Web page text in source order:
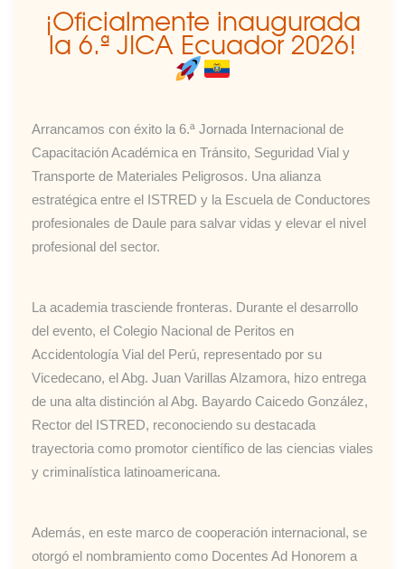
¡Oficialmente inaugurada
la 6.ª JICA Ecuador 2026!
Arrancamos con éxito la 6.ª Jornada Internacional de
Capacitación Académica en Tránsito, Seguridad Vial y
Transporte de Materiales Peligrosos. Una alianza
estratégica entre el ISTRED y la Escuela de Conductores
profesionales de Daule para salvar vidas y elevar el nivel
profesional del sector.
La academia trasciende fronteras. Durante el desarrollo
del evento, el Colegio Nacional de Peritos en
Accidentología Vial del Perú, representado por su
Vicedecano, el Abg. Juan Varillas Alzamora, hizo entrega
de una alta distinción al Abg. Bayardo Caicedo González,
Rector del ISTRED, reconociendo su destacada
trayectoria como promotor científico de las ciencias viales
y criminalística latinoamericana.
Además, en este marco de cooperación internacional, se
otorgó el nombramiento como Docentes Ad Honorem a